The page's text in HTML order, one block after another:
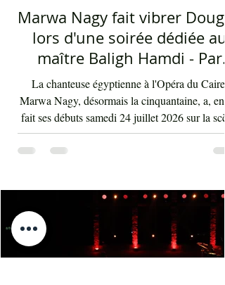
Marwa Nagy fait vibrer
lors d'une soirée dédiée au
maître Baligh Hamdi - Par
Sofien Manaï
La chanteuse égyptienne à l'Opéra du Caire,
Marwa Nagy, désormais la cinquantaine, a,
fait ses débuts samedi 24 juillet 2026 sur la
du Théâtre romain de Dougga, offrant un
hommage au très grand compositeur arabe
Accompagnée d'un orchestre dirigé par le
maestro, spécialisé maintenant depuis au
ans dans les concerts tarab, Mohamed
qui accompagne le